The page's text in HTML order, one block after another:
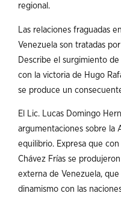
regional.
Las relaciones fraguadas
Venezuela son tratadas
Describe el surgimiento
con la victoria de Hugo
se produce un
El Lic. Lucas Domingo
argumentaciones sobre la
equilibrio. Expresa que
Chávez Frías se
externa de Venezuela,
dinamismo con las